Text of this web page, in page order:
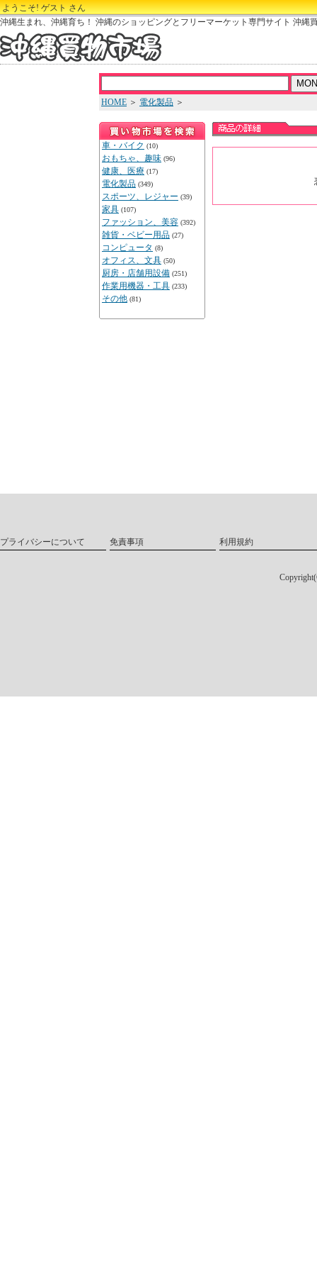
ようこそ! ゲスト さん
沖縄生まれ、沖縄育ち！ 沖縄のショッピングとフリーマーケット専門サイト 沖縄
HOME ＞ 電化製品 ＞
車・バイク (10)
おもちゃ、趣味 (96)
健康、医療 (17)
電化製品 (349)
スポーツ、レジャー (39)
家具 (107)
ファッション、美容 (392)
雑貨・ベビー用品 (27)
コンピュータ (8)
オフィス、文具 (50)
厨房・店舗用設備 (251)
作業用機器・工具 (233)
その他 (81)
プライバシーについて 免責事項 利用規約